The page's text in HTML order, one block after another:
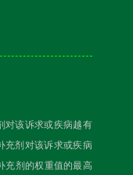
对该诉求或疾病越有
充剂对该诉求或疾病
充剂的权重值的最高